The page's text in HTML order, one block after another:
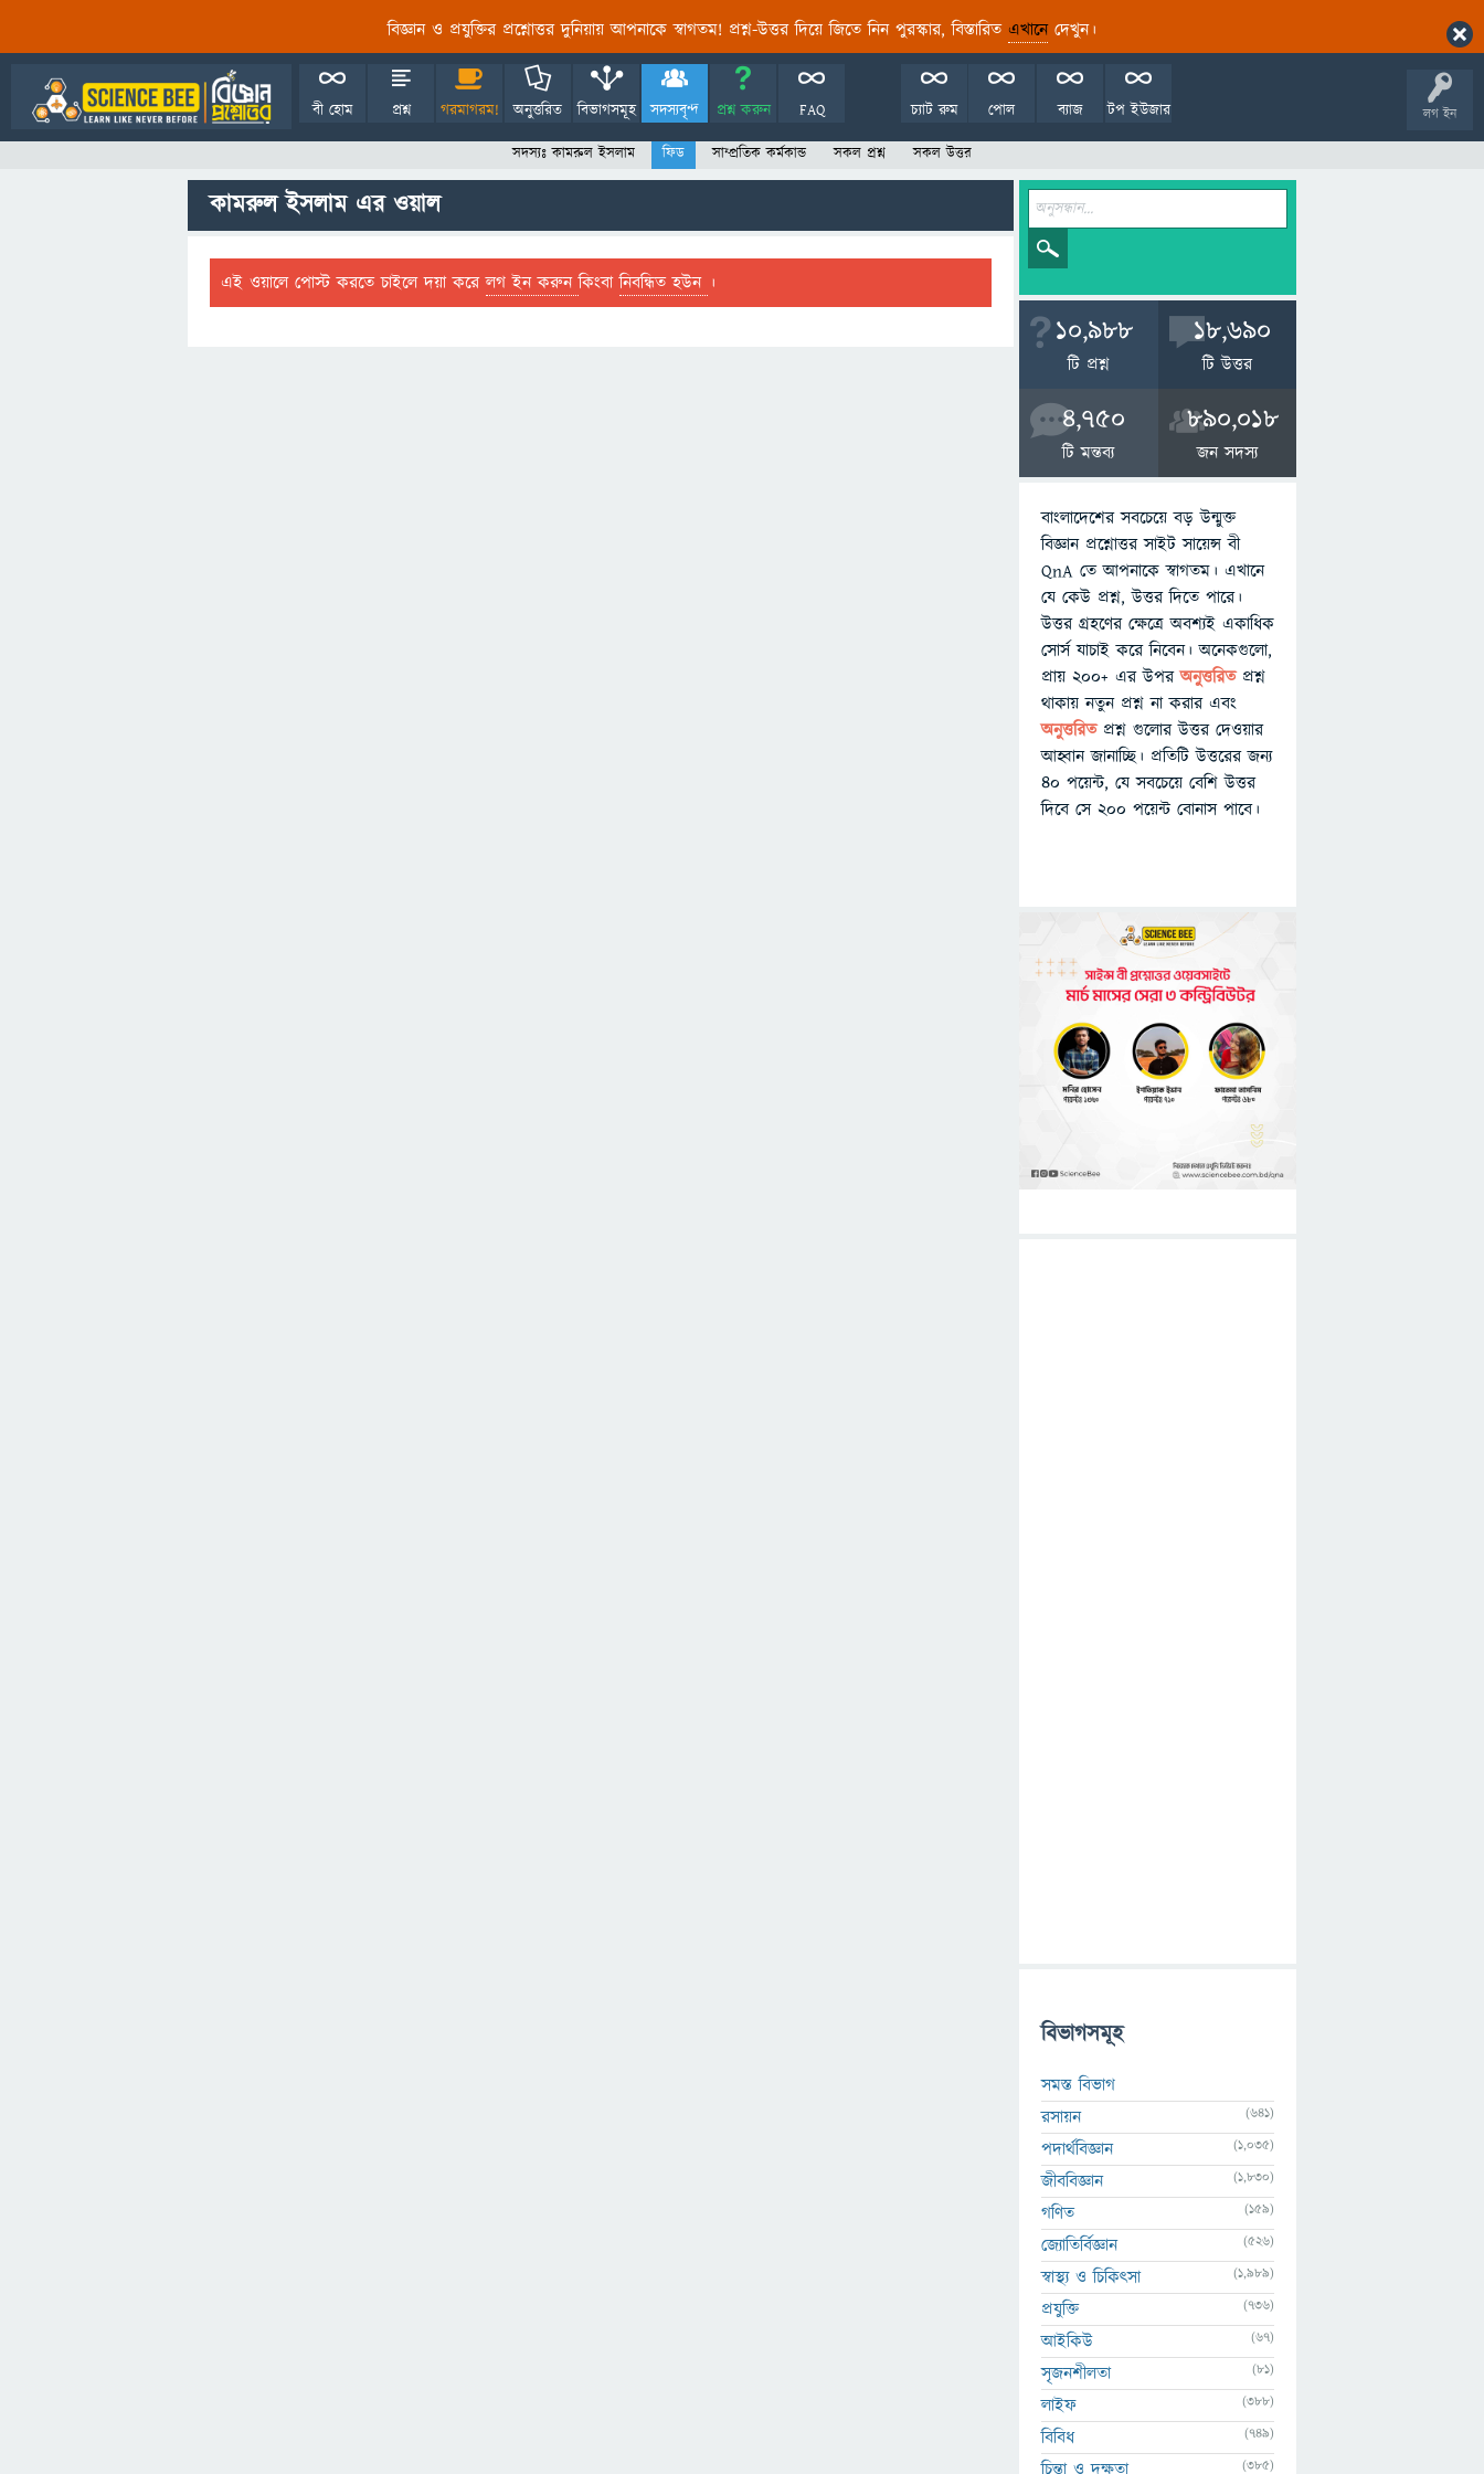
বিজ্ঞান ও প্রযুক্তির প্রশ্নোত্তর দুনিয়ায় আপনাকে স্বাগতম! প্রশ্ন-উত্তর দিয়ে জিতে নিন পুরস্কার, বিস্তারিত এখানেদেখুন।
লগ ইন
বী হোম প্রশ্ন গরমাগরম! অনুত্তরিত বিভাগসমূহ সদস্যবৃন্দ প্রশ্ন করুন FAQ টপ ইউজার
ব্যাজ
পোল
চ্যাট রুম
সদস্যঃ কামরুল ইসলাম ফিড সাম্প্রতিক কর্মকান্ড সকল প্রশ্ন সকল উত্তর
কামরুল ইসলাম এর ওয়াল
এই ওয়ালে পোস্ট করতে চাইলে দয়া করেলগ ইন করুনকিংবানিবন্ধিত হউন ।
10,988
টি প্রশ্ন
18,690
টি উত্তর
4,750
টি মন্তব্য
890,018
জন সদস্য
বাংলাদেশের সবচেয়ে বড় উন্মুক্ত
বিজ্ঞান প্রশ্নোত্তর সাইট সায়েন্স বী
QnA তে আপনাকে স্বাগতম। এখানে
যে কেউ প্রশ্ন, উত্তর দিতে পারে।
উত্তর গ্রহণের ক্ষেত্রে অবশ্যই একাধিক
সোর্স যাচাই করে নিবেন। অনেকগুলো,
প্রায় ২০০+ এর উপরঅনুত্তরিতপ্রশ্ন
থাকায় নতুন প্রশ্ন না করার এবং
অনুত্তরিত প্রশ্ন গুলোর উত্তর দেওয়ার
আহ্বান জানাচ্ছি। প্রতিটি উত্তরের জন্য
৪০ পয়েন্ট, যে সবচেয়ে বেশি উত্তর
দিবে সে ২০০ পয়েন্ট বোনাস পাবে।
বিভাগসমূহ
সমস্ত বিভাগ
রসায়ন
(641)
পদার্থবিজ্ঞান (1,035)
জীববিজ্ঞান (1,830)
গণিত (159)
জ্যোতির্বিজ্ঞান (526)
স্বাস্থ্য ও চিকিৎসা (1,989)
প্রযুক্তি (736)
আইকিউ (67)
সৃজনশীলতা (81)
লাইফ (388)
বিবিধ (749)
চিন্তা ও দক্ষতা (385)